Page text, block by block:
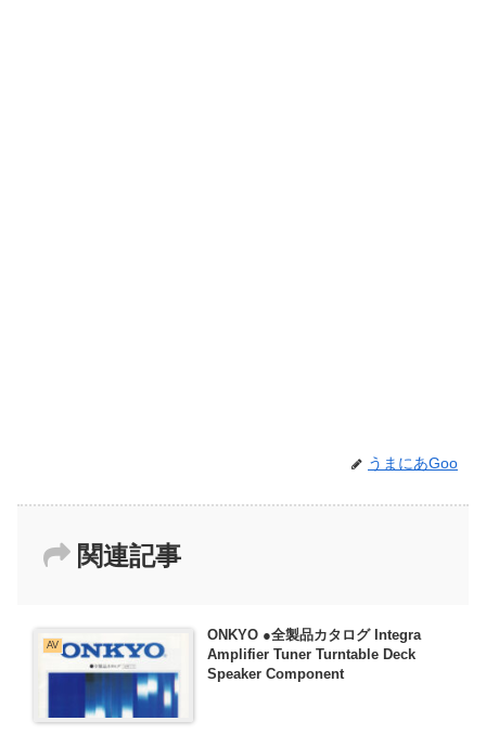
うまにあGoo
関連記事
AV
ONKYO ●全製品カタログ Integra
Amplifier Tuner Turntable Deck
Speaker Component